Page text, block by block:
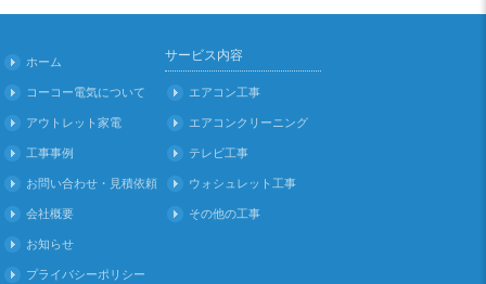
ホーム
コーコー電気について
アウトレット家電
工事事例
お問い合わせ・見積依頼
会社概要
お知らせ
プライバシーポリシー
サービス内容
エアコン工事
エアコンクリーニング
テレビ工事
ウォシュレット工事
その他の工事